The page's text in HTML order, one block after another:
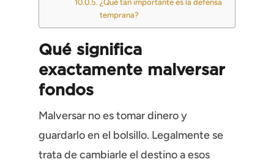
¿Qué tan importante es la defensa
temprana?
Qué significa
exactamente malversar
fondos
Malversar no es tomar dinero y
guardarlo en el bolsillo. Legalmente se
trata de cambiarle el destino a esos